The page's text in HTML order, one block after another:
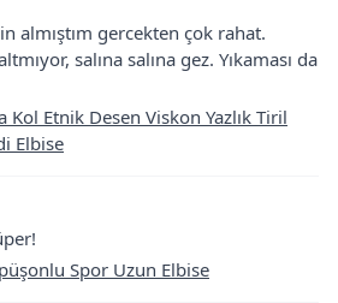
almıştım gercekten çok rahat.
salına salına gez. Yıkaması da
Kol Etnik Desen Viskon Yazlık Tiril
Elbise
Spor Uzun Elbise